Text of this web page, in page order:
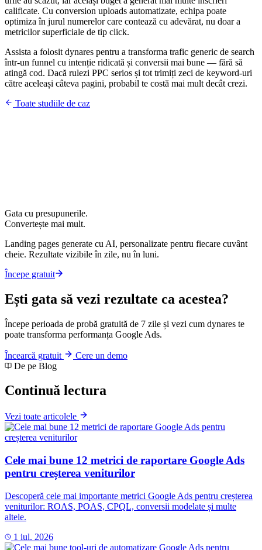
calificate. Cu conversion uploads automatizate, echipa poate
optimiza în jurul numerelor care contează cu adevărat, nu doar a
metricilor superficiale de tip click.
Assista a folosit dynares pentru a transforma trafic generic de search
într-un funnel cu intenție ridicată și conversii mai bune — fără să
atingă cod. Dacă rulezi PPC serios și tot trimiți zeci de keyword-uri
către aceleași câteva pagini, probabil te costă mai mult decât crezi.
Toate studiile de caz
Gata cu presupunerile.
Convertește mai mult.
Landing pages generate cu AI, personalizate pentru fiecare cuvânt
cheie. Rezultate vizibile în zile, nu în luni.
Începe gratuit
Ești gata să vezi rezultate ca acestea?
Începe perioada de probă gratuită de 7 zile și vezi cum dynares te
poate transforma performanța Google Ads.
Încearcă gratuit
Cere un demo
De pe Blog
Continuă lectura
Vezi toate articolele
Cele mai bune 12 metrici de raportare Google Ads
pentru creșterea veniturilor
Descoperă cele mai importante metrici Google Ads pentru creșterea
veniturilor: ROAS, POAS, CPQL, conversii modelate și multe
altele.
1 iul. 2026